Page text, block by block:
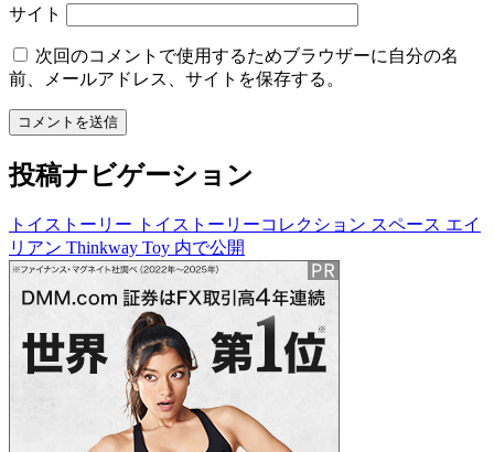
サイト
次回のコメントで使用するためブラウザーに自分の名
前、メールアドレス、サイトを保存する。
投稿ナビゲーション
トイストーリー トイストーリーコレクション スペース エイ
リアン Thinkway Toy 内で公開